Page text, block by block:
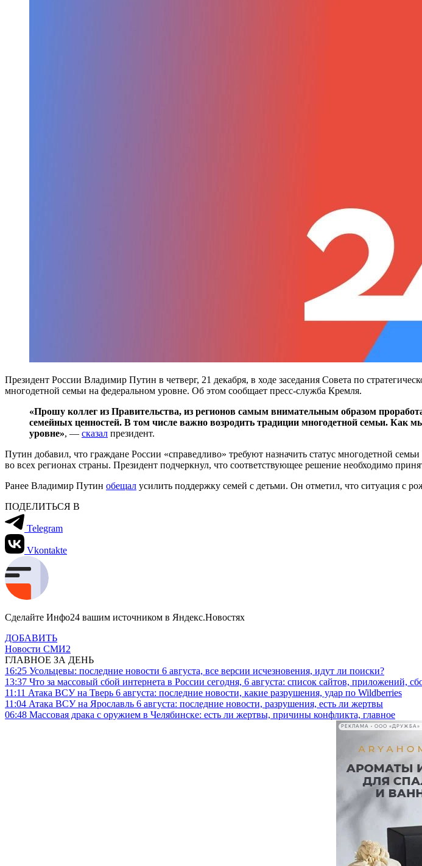
Президент России Владимир Путин в четверг, 21 декабря, в ходе заседания Совета по
многодетной семьи на федеральном уровне. Об этом сообщает пресс-служба Кремля.
«Прошу коллег из Правительства, из регионов самым внимательным образом
семейных ценностей. В том числе важно возродить традиции многодетной семьи. Как
уровне», — сказал президент.
Путин добавил, что граждане России «справедливо» требуют назначить статус многодетной
во всех регионах страны. Президент подчеркнул, что соответствующее решение необходимо
Ранее Владимир Путин обещал усилить поддержку семей с детьми. Он отметил, что ситуация с
ПОДЕЛИТЬСЯ В
Telegram
Vkontakte
Сделайте Инфо24 вашим источником в Яндекс.Новостях
ДОБАВИТЬ
Новости СМИ2
ГЛАВНОЕ ЗА ДЕНЬ
16:25 Усольцевы: последние новости 6 августа, все версии исчезновения, идут ли поиски?
13:37 Что за массовый сбой интернета в России сегодня, 6 августа: список сайтов, приложений,
11:11 Атака ВСУ на Тверь 6 августа: последние новости, какие разрушения, удар по Wildberries
11:04 Атака ВСУ на Ярославль 6 августа: последние новости, разрушения, есть ли жертвы
06:48 Массовая драка с оружием в Челябинске: есть ли жертвы, причины конфликта, главное